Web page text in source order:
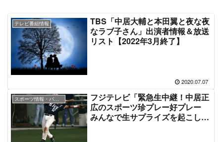
テレビ番組情報
TBS「中居大輔と本田翼と夜な夜
なラブ子さん」出演者情報＆放送
リスト【2022年3月終了】
2020.07.07
スポーツ情報・バラエティ番組
フジテレビ「緊急生中継！中居正
広のスポーツ珍プレー好プレー
みんなで生サプライズを起こしま